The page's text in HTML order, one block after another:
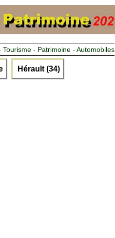
- Patrimoine - Automobiles
Hérault (34)